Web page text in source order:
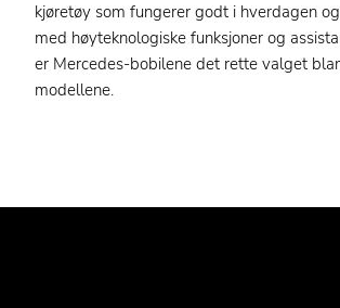
kjøretøy som fungerer godt i hverdagen
med høyteknologiske funksjoner og
er Mercedes-bobilene det rette valget
modellene.